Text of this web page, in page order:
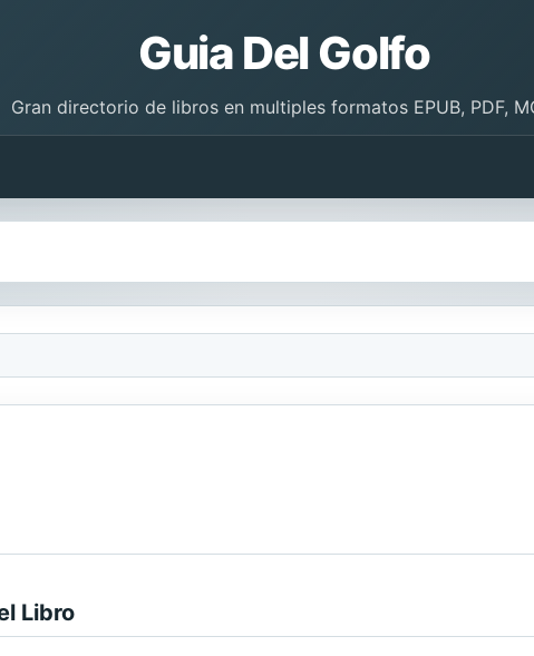
Guia Del Golfo
Gran directorio de libros en multiples formatos EPUB, PDF,
Libro